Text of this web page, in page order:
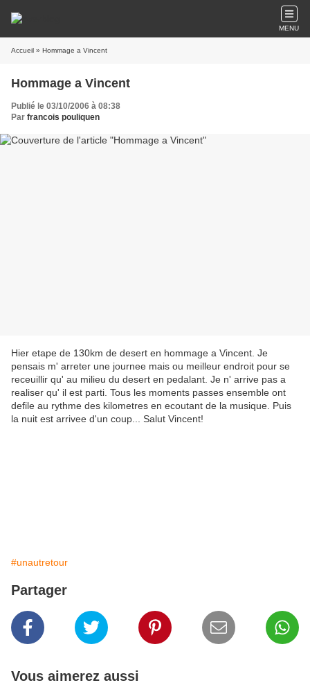
MENU
Accueil » Hommage a Vincent
Hommage a Vincent
Publié le 03/10/2006 à 08:38
Par francois pouliquen
Hier etape de 130km de desert en hommage a Vincent. Je
pensais m' arreter une journee mais ou meilleur endroit pour se
receuillir qu' au milieu du desert en pedalant. Je n' arrive pas a
realiser qu' il est parti. Tous les moments passes ensemble ont
defile au rythme des kilometres en ecoutant de la musique. Puis
la nuit est arrivee d'un coup... Salut Vincent!
#unautretour
Partager
Vous aimerez aussi